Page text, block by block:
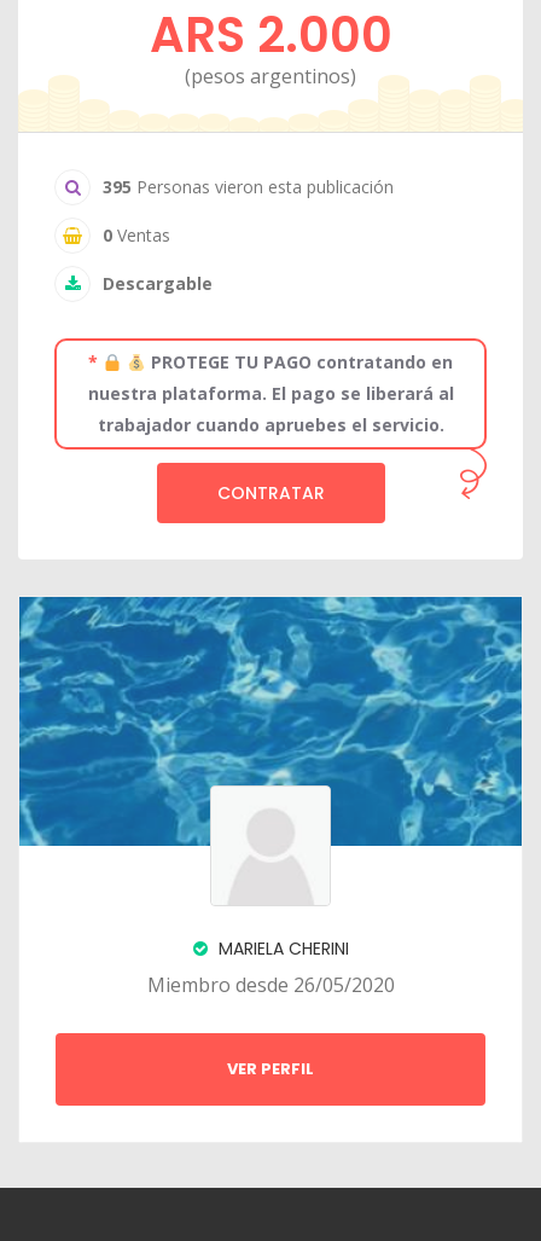
ARS 2.000
(pesos argentinos)
395 Personas vieron esta publicación
0 Ventas
Descargable
*
PROTEGE TU PAGO contratando en
nuestra plataforma. El pago se liberará al
trabajador cuando apruebes el servicio.
CONTRATAR
MARIELA CHERINI
Miembro desde 26/05/2020
VER PERFIL